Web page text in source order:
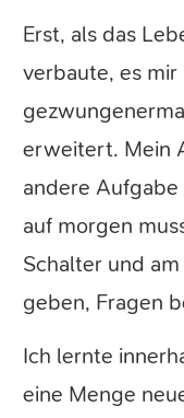
Erst, als das
verbaute, es mir
erweitert. Mein
andere
auf morgen
Schalter und
geben, Fragen
Ich lernte
eine Menge